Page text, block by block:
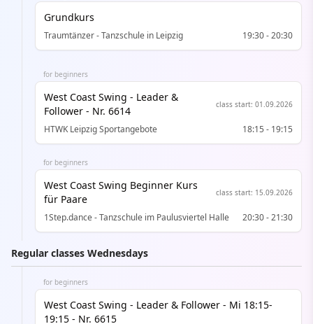
Grundkurs
Traumtänzer - Tanzschule in Leipzig 19:30-20:30
for beginners
West Coast Swing - Leader &
Follower - Nr. 6614
class start: 01.09.2026
HTWK Leipzig Sportangebote 18:15 - 19:15
for beginners
West Coast Swing Beginner Kurs
für Paare
class start: 15.09.2026
1Step.dance - Tanzschule im Paulusviertel Halle 20:30-21:30
Regular classes Wednesdays
for beginners
West Coast Swing - Leader & Follower - Mi 18:15-
19:15 - Nr. 6615